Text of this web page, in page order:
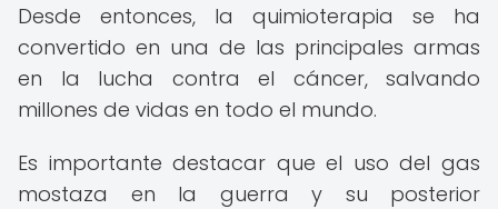
Desde entonces, la quimioterapia se ha
convertido en una de las principales armas
en la lucha contra el cáncer, salvando
millones de vidas en todo el mundo.
Es importante destacar que el uso del gas
mostaza en la guerra y su posterior